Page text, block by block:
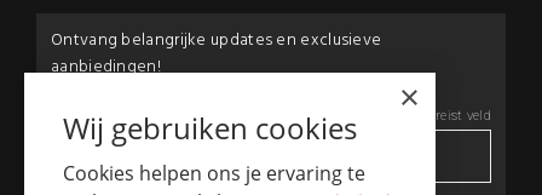
Ontvang belangrijke updates en exclusieve
aanbiedingen!
Vereist veld
E-mail:* ×
Wij gebruiken cookies
Cookies helpen ons je ervaring te